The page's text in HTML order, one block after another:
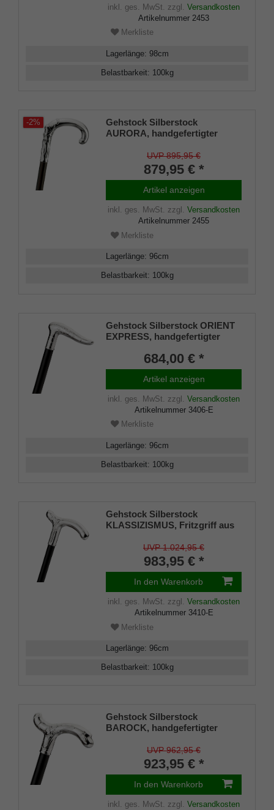
inklusiv Schlankpuffer.
inkl. ges. MwSt. zzgl. Versandkosten
Artikelnummer 2453
Merkliste
Lagerlänge: 98cm
Belastbarkeit: 100kg
-2%
Gehstock Silberstock
AURORA, handgefertigter
925/1000 Sterling Silber mit fein
herausgearbeiteter Abbildung
der Aurora,, aufgesetzt auf
einen Stock aus edlem
Makassar Ebenholz, inklusive
elegantem Gummipuffer.
UVP 895,95 €
879,95 € *
Artikel anzeigen
inkl. ges. MwSt. zzgl. Versandkosten
Artikelnummer 2455
Merkliste
Lagerlänge: 96cm
Belastbarkeit: 100kg
Gehstock Silberstock ORIENT
EXPRESS, handgefertigter
echtem 925/1000 Sterling Silber
mit feinen orientalischen
Ziselierungen verziert,
aufgesetzt auf einen Stock aus
edlem Makassar Ebenholz,
inklusiv Schlankpuffer.
684,00 € *
Artikel anzeigen
inkl. ges. MwSt. zzgl. Versandkosten
Artikelnummer 3406-E
Merkliste
Lagerlänge: 96cm
Belastbarkeit: 100kg
Gehstock Silberstock
KLASSIZISMUS, Fritzgriff aus
Silber, ziseliert, Stock aus
edlem Makassar Ebenholz,
inklusiv Gummipuffer
UVP 1.024,95 €
983,95 € *
In den Warenkorb
inkl. ges. MwSt. zzgl. Versandkosten
Artikelnummer 3410-E
Merkliste
Lagerlänge: 96cm
Belastbarkeit: 100kg
Gehstock Silberstock
BAROCK, handgefertigter
Sterlingsilber mit feiner
Ziselierung, Stock aus edlem
Ebenholz, Manufakturarbeit
UVP 962,95 €
923,95 € *
In den Warenkorb
inkl. ges. MwSt. zzgl. Versandkosten